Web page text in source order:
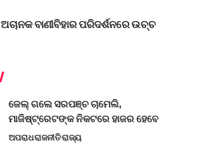
ଅଚାନକ ବାଣୀବିହାର ପରିଦର୍ଶନରେ ଉଚ୍ଚ
ଜେଲ୍ ଗଲେ ସରପଞ୍ଚ ଚାମେଲି,
ମାଜିଷ୍ଟ୍ରେଟଙ୍କ ନିକଟରେ ହାଜର ହେବେ
ଅପରାଧରାଜନୀତିରାଜ୍ୟ